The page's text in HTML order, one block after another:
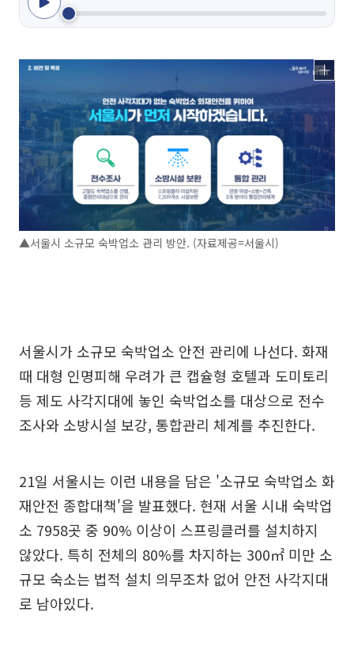
▲서울시 소규모 숙박업소 관리 방안. (자료제공=서울시)
서울시가 소규모 숙박업소 안전 관리에 나선다. 화재
때 대형 인명피해 우려가 큰 캡슐형 호텔과 도미토리
등 제도 사각지대에 놓인 숙박업소를 대상으로 전수
조사와 소방시설 보강, 통합관리 체계를 추진한다.
21일 서울시는 이런 내용을 담은 '소규모 숙박업소 화
재안전 종합대책'을 발표했다. 현재 서울 시내 숙박업
소 7958곳 중 90% 이상이 스프링클러를 설치하지
않았다. 특히 전체의 80%를 차지하는 300㎡ 미만 소
규모 숙소는 법적 설치 의무조차 없어 안전 사각지대
로 남아있다.